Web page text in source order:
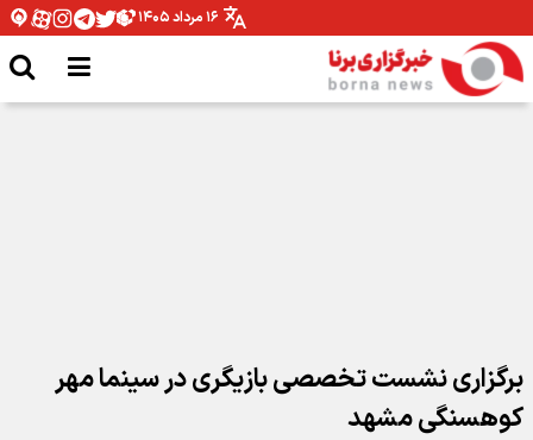
۱۶ مرداد ۱۴۰۵
برگزاری نشست تخصصی بازیگری در سینما مهر
کوهسنگی مشهد